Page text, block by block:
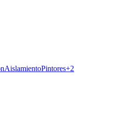
AislamientoPintores+2